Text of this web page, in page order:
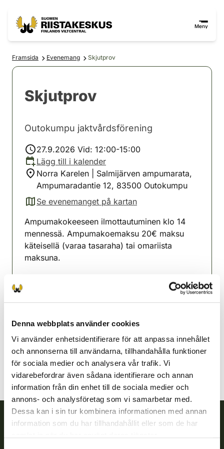
Denna webbplats använder cookies
Vi använder enhetsidentifierare för att anpassa innehållet
och annonserna till användarna, tillhandahålla funktioner
för sociala medier och analysera vår trafik. Vi
vidarebefordrar även sådana identifierare och annan
information från din enhet till de sociala medier och
annons- och analysföretag som vi samarbetar med.
Dessa kan i sin tur kombinera informationen med annan
information som du har tillhandahållit eller som de har
Meny
Framsida Evenemang Skjutprov
Skjutprov
Outokumpu jaktvårdsförening
27.9.2026 Vid: 12:00-15:00
Lägg till i kalender
Norra Karelen | Salmijärven ampumarata,
Ampumaradantie 12, 83500 Outokumpu
Se evenemanget på kartan
(avautuu uuteen välilehteen)
Ampumakokeeseen ilmottautuminen klo 14
mennessä. Ampumakoemaksu 20€ maksu
käteisellä (varaa tasaraha) tai omariista
maksuna.
Outokumpu jaktvårdsförening
0453307331
outokumpu@rhy.riista.fi